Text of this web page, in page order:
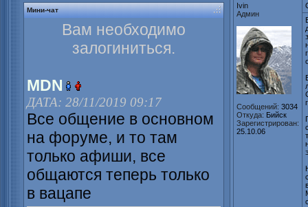
Мини-чат
Вам необходимо
залогиниться.
MDN
ДАТА: 28/11/2019 09:17
Все общение в основном
на форуме, и то там
только афиши, все
общаются теперь только
в вацапе
Ivin
Админ
Сообщений: 3034
Откуда: Бийск
Зарегистрирован:
25.10.06